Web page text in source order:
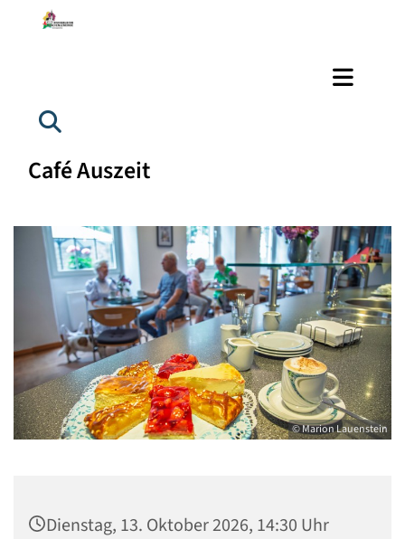
Café Auszeit
© Marion Lauenstein
Dienstag, 13. Oktober 2026, 14:30 Uhr